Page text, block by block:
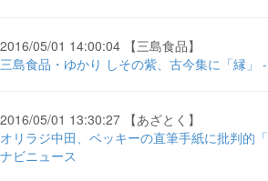
2016/05/01 14:00:04 【三島食品】
三島食品・ゆかり しその紫、古今集に「縁」
2016/05/01 13:30:27 【あざとく】
オリラジ中田、ベッキーの直筆手紙に批判的
ナビニュース